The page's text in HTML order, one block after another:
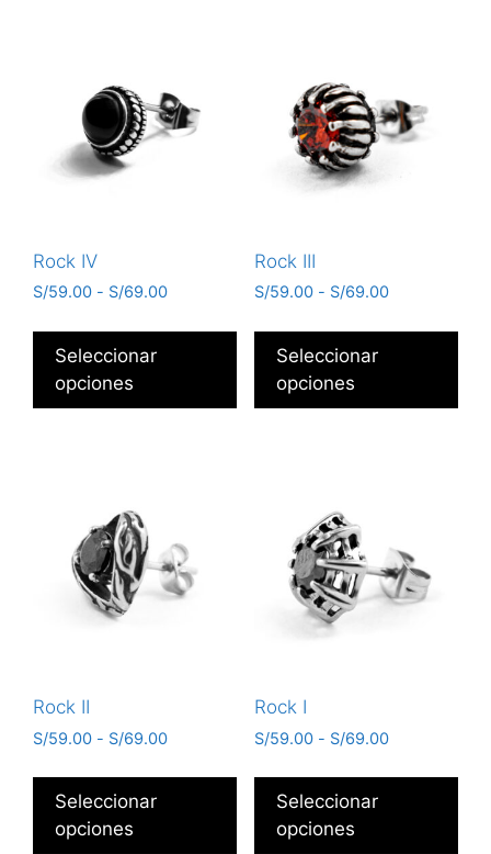
Rock IV
S/59.00 - S/69.00
Seleccionar
opciones
Rock III
S/59.00 - S/69.00
Seleccionar
opciones
Rock II
S/59.00 - S/69.00
Seleccionar
opciones
Rock I
S/59.00 - S/69.00
Seleccionar
opciones